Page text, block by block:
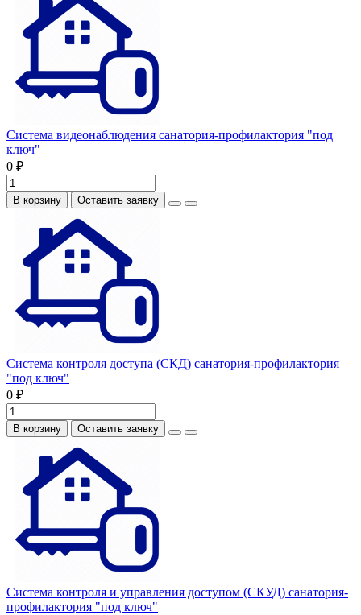
Система видеонаблюдения санатория-профилактория "под
ключ"
0 ₽
В корзину Оставить заявку
Система контроля доступа (СКД) санатория-профилактория
"под ключ"
0 ₽
В корзину Оставить заявку
Система контроля и управления доступом (СКУД) санатория-
профилактория "под ключ"